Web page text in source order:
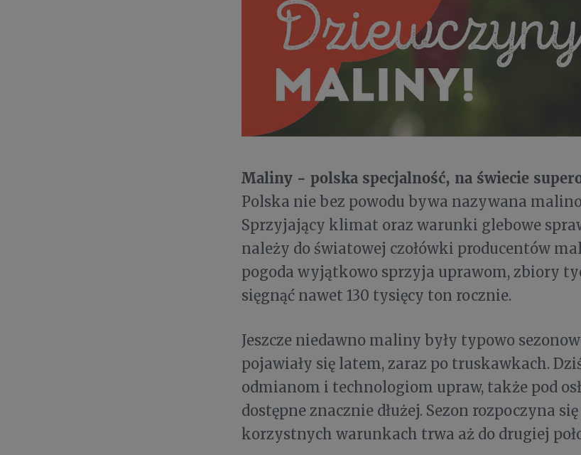
Maliny - polska specjalność, na świecie
Polska nie bez powodu bywa nazywana
Sprzyjający klimat oraz warunki glebowe
należy do światowej czołówki producentów
pogoda wyjątkowo sprzyja uprawom, zbiory
sięgnąć nawet 130 tysięcy ton rocznie.
Jeszcze niedawno maliny były typowo
pojawiały się latem, zaraz po truskawkach.
odmianom i technologiom upraw, także pod
dostępne znacznie dłużej. Sezon rozpoczyna
korzystnych warunkach trwa aż do drugiej